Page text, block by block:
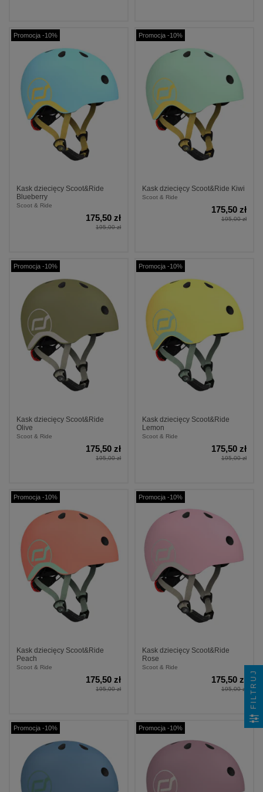
Promocja -10%
Kask dziecięcy Scoot&Ride
Blueberry
Scoot & Ride
175,50 zł
195,00 zł
Promocja -10%
Kask dziecięcy Scoot&Ride Kiwi
Scoot & Ride
175,50 zł
195,00 zł
Promocja -10%
Kask dziecięcy Scoot&Ride
Olive
Scoot & Ride
175,50 zł
195,00 zł
Promocja -10%
Kask dziecięcy Scoot&Ride
Lemon
Scoot & Ride
175,50 zł
195,00 zł
Promocja -10%
Kask dziecięcy Scoot&Ride
Peach
Scoot & Ride
175,50 zł
195,00 zł
Promocja -10%
Kask dziecięcy Scoot&Ride
Rose
Scoot & Ride
175,50 zł
195,00 zł
Promocja -10% Promocja -10%
FILTRUJ